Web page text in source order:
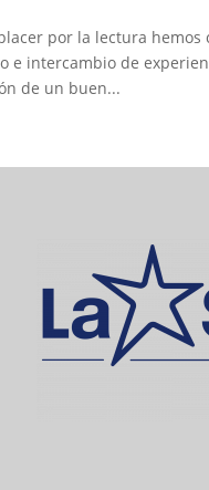
por la lectura hemos
e intercambio de
de un buen...